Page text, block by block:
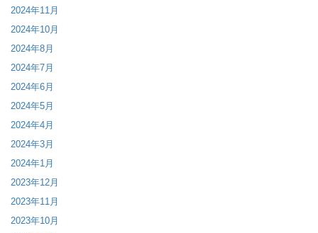
2024年11月
2024年10月
2024年8月
2024年7月
2024年6月
2024年5月
2024年4月
2024年3月
2024年1月
2023年12月
2023年11月
2023年10月